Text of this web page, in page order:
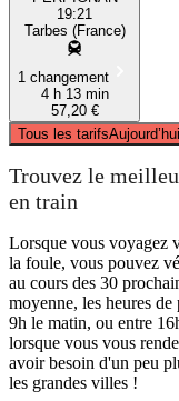
19:21
Tarbes (France)
1 changement
4 h 13 min
57,20 €
Tous les tarifsAujourd’hui
Trouvez le
en train
Lorsque vous voyagez
la foule, vous pouvez
au cours des 30
moyenne, les heures
9h le matin, ou entre
lorsque vous vous
avoir besoin d'un peu
les grandes villes !